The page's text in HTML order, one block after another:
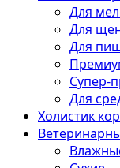
Для
Для
Для
Супер-
Для
Холистик